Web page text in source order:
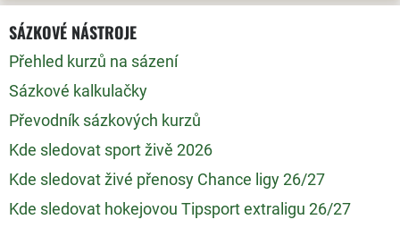
SÁZKOVÉ NÁSTROJE
Přehled kurzů na sázení
Sázkové kalkulačky
Převodník sázkových kurzů
Kde sledovat sport živě 2026
Kde sledovat živé přenosy Chance ligy 26/27
Kde sledovat hokejovou Tipsport extraligu 26/27